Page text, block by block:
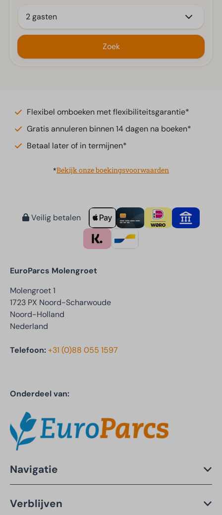
2 gasten
Zoek
Flexibel omboeken met flexibiliteitsgarantie*
Gratis annuleren binnen 14 dagen na boeken*
Betaal later of in termijnen*
*Bekijk onze boekingsvoorwaarden
Veilig betalen
EuroParcs Molengroet
Molengroet 1
1723 PX Noord-Scharwoude
Noord-Holland
Nederland
Telefoon:+31 (0)88 055 1597
Onderdeel van:
Navigatie
Verblijven